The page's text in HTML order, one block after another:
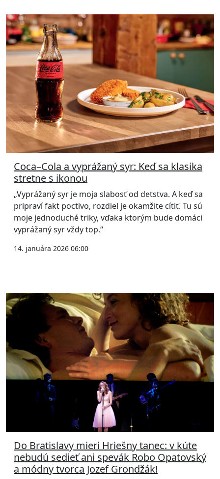
Coca–Cola a vyprážaný syr: Keď sa klasika
stretne s ikonou
„Vyprážaný syr je moja slabosť od detstva. A keď sa
pripraví fakt poctivo, rozdiel je okamžite cítiť. Tu sú
moje jednoduché triky, vďaka ktorým bude domáci
vyprážaný syr vždy top.“
14. januára 2026 06:00
Do Bratislavy mieri Hriešny tanec: v kúte
nebudú sedieť ani spevák Robo Opatovský
a módny tvorca Jozef Grondžák!